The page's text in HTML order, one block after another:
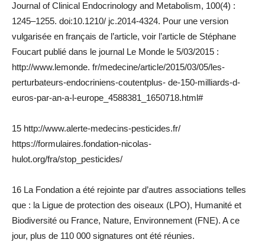
Journal of Clinical Endocrinology and Metabolism, 100(4) :
1245–1255. doi:10.1210/ jc.2014-4324. Pour une version
vulgarisée en français de l’article, voir l’article de Stéphane
Foucart publié dans le journal Le Monde le 5/03/2015 :
http://www.lemonde. fr/medecine/article/2015/03/05/les-
perturbateurs-endocriniens-coutentplus- de-150-milliards-d-
euros-par-an-a-l-europe_4588381_1650718.html#
15 http://www.alerte-medecins-pesticides.fr/
https://formulaires.fondation-nicolas-
hulot.org/fra/stop_pesticides/
16 La Fondation a été rejointe par d’autres associations telles
que : la Ligue de protection des oiseaux (LPO), Humanité et
Biodiversité ou France, Nature, Environnement (FNE). A ce
jour, plus de 110 000 signatures ont été réunies.